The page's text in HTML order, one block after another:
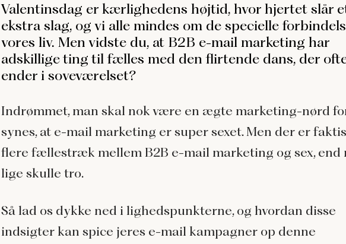
Valentinsdag er kærlighedens højtid, hvor hjertet slår
ekstra slag, og vi alle mindes om de specielle
vores liv. Men vidste du, at B2B e-mail marketing har
adskillige ting til fælles med den flirtende dans, der
ender i soveværelset?
Indrømmet, man skal nok være en ægte marketing-nørd
synes, at e-mail marketing er super sexet. Men der er
flere fællestræk mellem B2B e-mail marketing og sex, end
lige skulle tro.
Så lad os dykke ned i lighedspunkterne, og hvordan disse
indsigter kan spice jeres e-mail kampagner op denne